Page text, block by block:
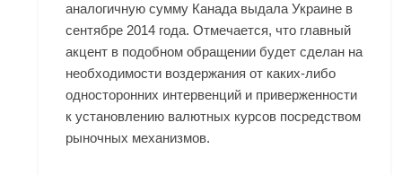
аналогичную сумму Канада выдала Украине в
сентябре 2014 года. Отмечается, что главный
акцент в подобном обращении будет сделан на
необходимости воздержания от каких-либо
односторонних интервенций и приверженности
к установлению валютных курсов посредством
рыночных механизмов.